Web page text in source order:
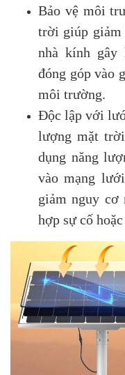
Bảo vệ môi
trời giúp giảm
nhà kính gây
đóng góp vào
môi trường.
Độc lập với
lượng mặt
dụng năng
vào mạng
giảm nguy cơ
hợp sự cố